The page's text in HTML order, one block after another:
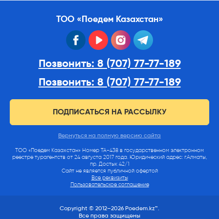
ТОО «Поедем Казахстан»
facebook youtube instagram
Позвонить: 8 (707) 77-77-189
Позвонить: 8 (707) 77-77-189
ПОДПИСАТЬСЯ НА РАССЫЛКУ
Вернуться на полную версию сайта
ТОО «Поедем Казахстан» Номер ТА-438 в государственном электронном
реестре турагентств от 24 августа 2017 года. Юридический адрес: г.Алматы,
пр. Достык 42/1
Сайт не является публичной офертой
Все реквизиты
Пользовательское соглашение
Copyright © 2012–2026 Poedem.kz™.
Все права защищены